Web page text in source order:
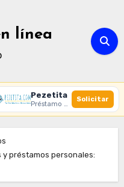
línea
Pezetita
Préstamo online · Aprobación rápida
Solicitar
préstamos personales: